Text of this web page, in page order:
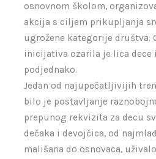
osnovnom školom,
akcija s ciljem prikupljanja
ugrožene kategorije društva.
inicijativa ozarila je lica dece
podjednako.
Jedan od najupečatljivijih
bilo je postavljanje
prepunog rekvizita za decu
dečaka i devojčica, od
mališana do osnovaca,